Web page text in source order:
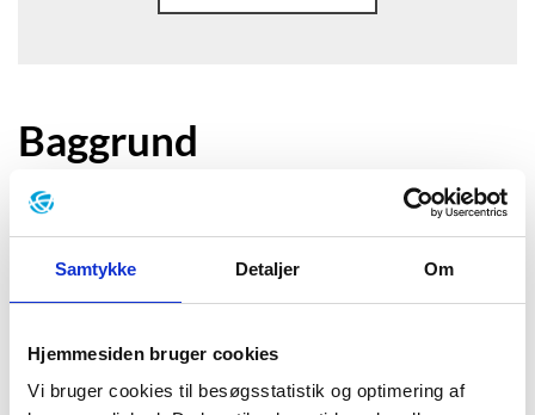
Samtykke Detaljer Om
Hjemmesiden bruger cookies
Vi bruger cookies til besøgsstatistik og optimering af
Baggrund
”Der var en hånd i mørket, og den
holdt en kniv. Kniven havde et skæfte
af blankpoleret, sort ben og et blad
finere og skarpere end et barberblad.
Hvis den skar i dig, ville du nok ikke